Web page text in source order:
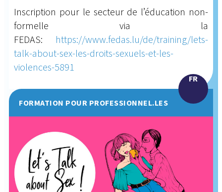
Inscription pour le secteur de l’éducation non-
formelle via la
FEDAS: https://www.fedas.lu/de/training/lets-
talk-about-sex-les-droits-sexuels-et-les-
violences-5891
FORMATION POUR PROFESSIONNEL.LES
FR